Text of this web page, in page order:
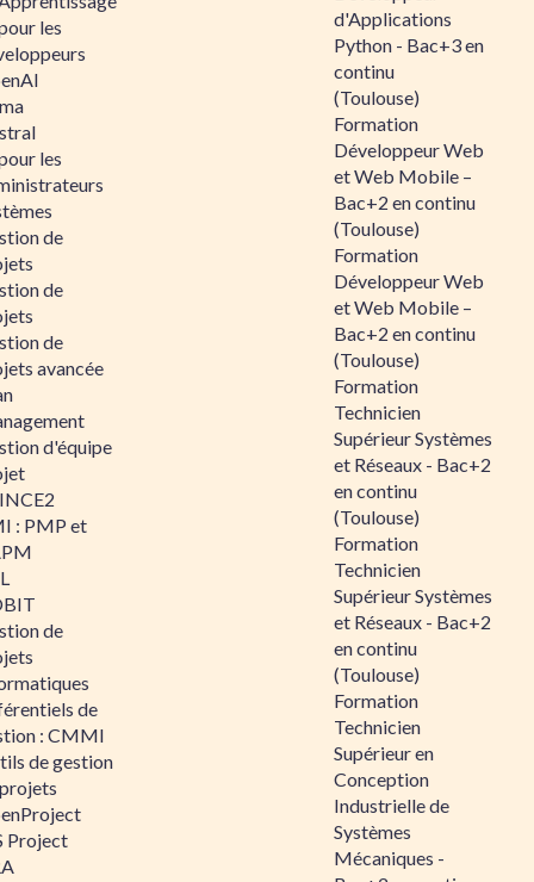
les
les
de
de
de
avancée
d'équipe
: PMP et
de
de
: CMMI
de gestion
Project
d'Applications
Python - Bac+3 en
continu
(Toulouse)
Formation
Développeur Web
et Web Mobile –
Bac+2 en continu
(Toulouse)
Formation
Développeur Web
et Web Mobile –
Bac+2 en continu
(Toulouse)
Formation
Technicien
Supérieur Systèmes
et Réseaux - Bac+2
en continu
(Toulouse)
Formation
Technicien
Supérieur Systèmes
et Réseaux - Bac+2
en continu
(Toulouse)
Formation
Technicien
Supérieur en
Conception
Industrielle de
Systèmes
Mécaniques -